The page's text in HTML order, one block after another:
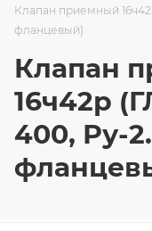
Клапан приемный
фланцевый)
Клапан
16ч42р
400, Ру-